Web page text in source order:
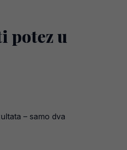
potez u
– samo dva